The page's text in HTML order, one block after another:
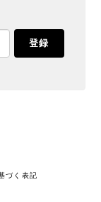
登録
づく表記